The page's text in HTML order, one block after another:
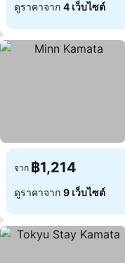
ดูราคาจาก 4 เว็บไซต์
จาก ฿1,214
ดูราคาจาก 9 เว็บไซต์